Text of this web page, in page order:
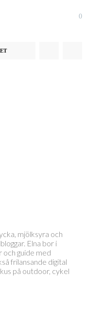
0
mjölksyra och
Elna bor i
guide med
frilansande digital
på outdoor, cykel